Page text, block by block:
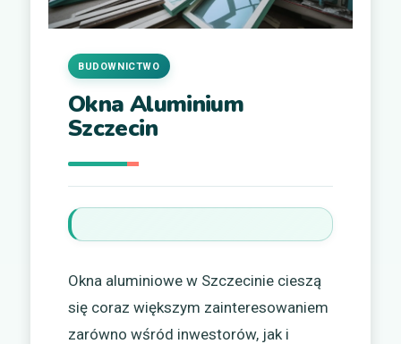
Okna Aluminium
Szczecin
BUDOWNICTWO
Okna aluminiowe w Szczecinie cieszą
się coraz większym zainteresowaniem
zarówno wśród inwestorów, jak i